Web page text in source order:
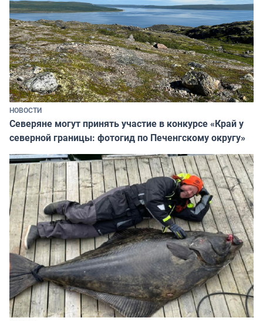
НОВОСТИ
Северяне могут принять участие в конкурсе «Край у
северной границы: фотогид по Печенгскому округу»